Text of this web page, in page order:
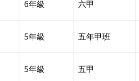
6年級 六甲
5年級 五年甲班
5年級 五甲